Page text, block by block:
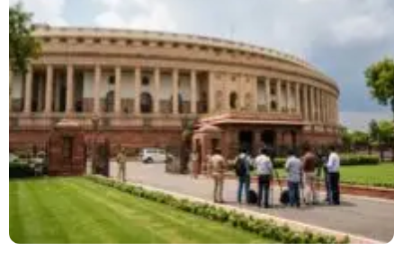
Facebook Instagram Pinterest
X Youtube
About Us Privacy Policy